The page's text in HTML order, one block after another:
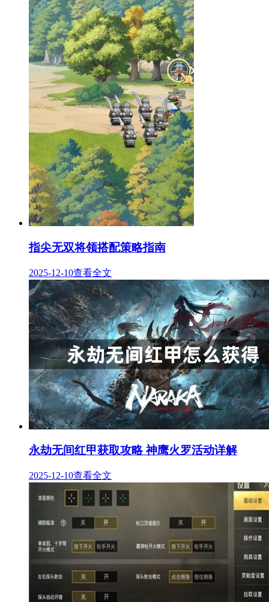
指尖无双将领搭配策略指南
2025-12-10查看全文
永劫无间红甲获取攻略 神鹰火罗活动详解
2025-12-10查看全文